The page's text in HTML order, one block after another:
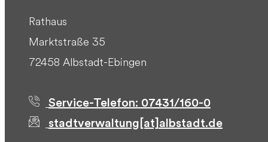
Rathaus
Marktstraße 35
72458 Albstadt-Ebingen
Service-Telefon: 07431/160-0
stadtverwaltung[at]albstadt.de